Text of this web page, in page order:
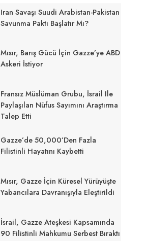
Iran Savaşı Suudi Arabistan-Pakistan
Savunma Paktı Başlatır Mı?
Mısır, Barış Gücü İçin Gazze’ye ABD
Askeri İstiyor
Fransız Müslüman Grubu, İsrail Ile
Paylaşılan Nüfus Sayımını Araştırma
Talep Etti
Gazze’de 50,000’den Fazla
Filistinli Hayatını Kaybetti
Mısır, Gazze İçin Küresel Yürüyüşte
Yabancılara Davranışıyla Eleştirildi
İsrail, Gazze Ateşkesi Kapsamında
90 Filistinli Mahkumu Serbest Bıraktı